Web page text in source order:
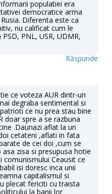
populatiei era
democratice arma
Diferenta este ca
nu calificat cum le
PNL, USR, UDMR,
Răspunde
ce voteza AUR dintr-un
degraba sentimental si
ce nu prea stau bine
doar spre a se razbuna
.Daunazi aflat la un
cetateni ,aflati in fata
de cei doi ,cum se
zisa si presupusa hotie
comunismului Ceausit ce
isi doresc inca unii
capitalismul si
plecat fericiti cu traista
la banii lor